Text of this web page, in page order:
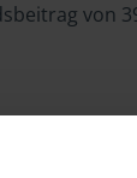
von
Arbeitnehmer,